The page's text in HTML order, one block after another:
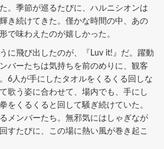
。季節が巡るたびに、ハルニシオンは
き続けてきた。僅かな時間の中、あの
で味わえたのが嬉しかった。
に飛び出したのが、『Luv it!』だ。躍動
バーたちは気持ちを前のめりに、観客
6人が手にしたタオルをくるくる回しな
歌う姿に合わせて、場内でも、手にし
をくるくると回して騒ぎ続けていた。
メンバーたち。無邪気にはしゃぎなが
すたびに、この場に熱い風が巻き起こ